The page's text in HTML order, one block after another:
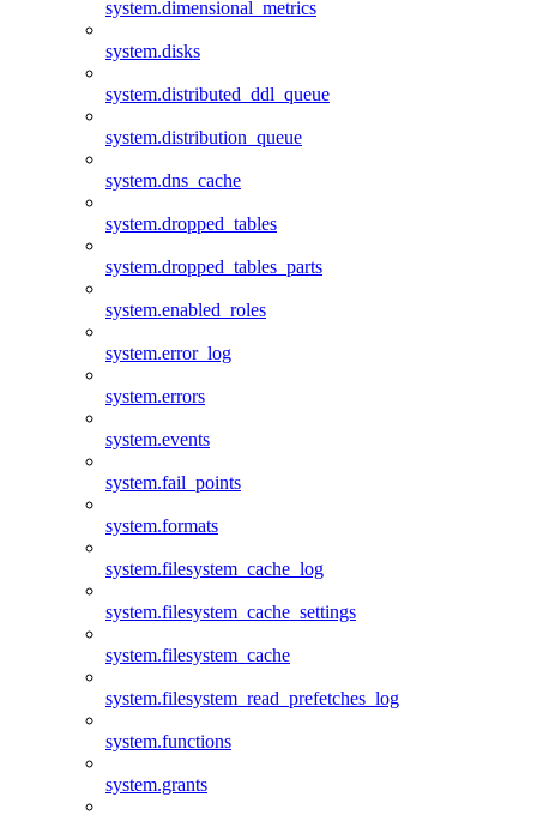
system.dimensional_metrics
system.disks
system.distributed_ddl_queue
system.distribution_queue
system.dns_cache
system.dropped_tables
system.dropped_tables_parts
system.enabled_roles
system.error_log
system.errors
system.events
system.fail_points
system.formats
system.filesystem_cache_log
system.filesystem_cache_settings
system.filesystem_cache
system.filesystem_read_prefetches_log
system.functions
system.grants